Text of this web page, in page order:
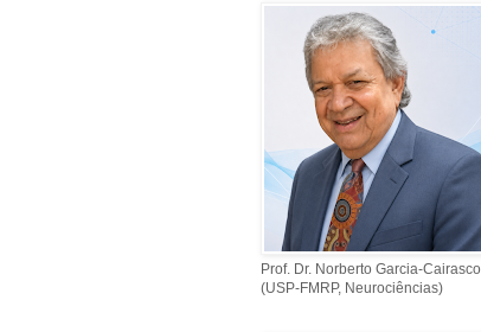
Prof. Dr. Norberto Garcia-Cairasco
(USP-FMRP, Neurociências)